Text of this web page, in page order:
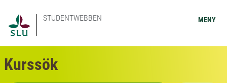
STUDENTWEBBEN MENY
Kurssök